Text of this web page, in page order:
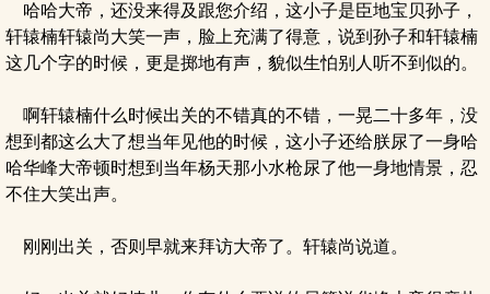
哈哈大帝，还没来得及跟您介绍，这小子是臣地宝贝孙子，
轩辕楠轩辕尚大笑一声，脸上充满了得意，说到孙子和轩辕楠
这几个字的时候，更是掷地有声，貌似生怕别人听不到似的。
啊轩辕楠什么时候出关的不错真的不错，一晃二十多年，没
想到都这么大了想当年见他的时候，这小子还给朕尿了一身哈
哈华峰大帝顿时想到当年杨天那小水枪尿了他一身地情景，忍
不住大笑出声。
刚刚出关，否则早就来拜访大帝了。轩辕尚说道。